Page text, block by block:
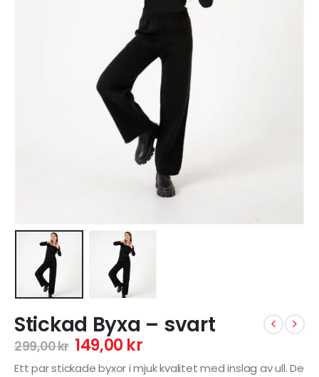
Stickad Byxa – svart
299,00kr 149,00 kr
Ett par stickade byxor i mjuk kvalitet med inslag av ull. De